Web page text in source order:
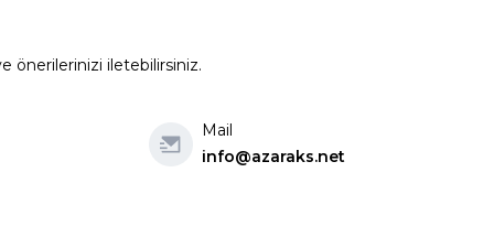
önerilerinizi iletebilirsiniz.
Mail
info@azaraks.net